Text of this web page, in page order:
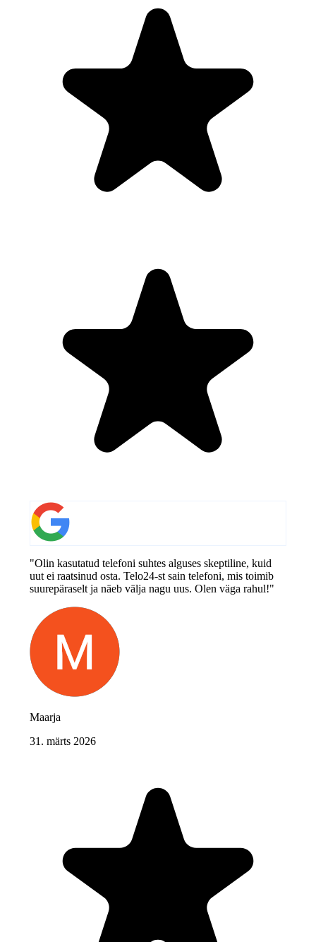
"Olin kasutatud telefoni suhtes alguses skeptiline, kuid
uut ei raatsinud osta. Telo24-st sain telefoni, mis toimib
suurepäraselt ja näeb välja nagu uus. Olen väga rahul!"
Maarja
31. märts 2026